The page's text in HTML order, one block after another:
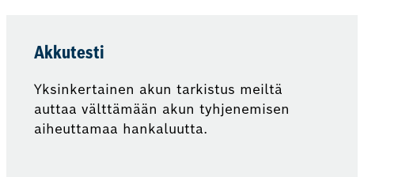
Akkutesti
Yksinkertainen akun tarkistus meiltä
auttaa välttämään akun tyhjenemisen
aiheuttamaa hankaluutta.